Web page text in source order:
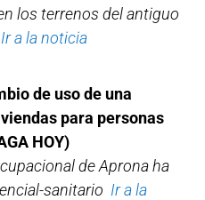
los terrenos del antiguo
Ir a la noticia
de uso de una
para personas
HOY)
de Aprona ha
sanitario Ir a la